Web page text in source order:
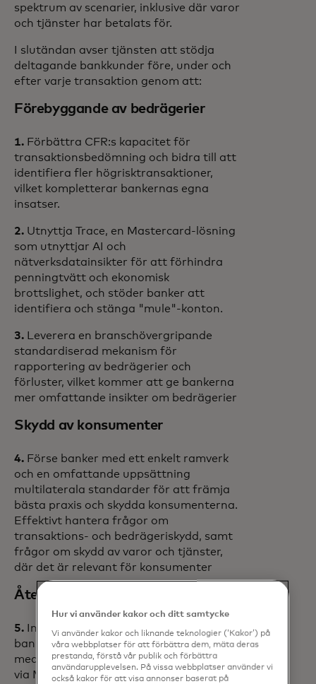
spektrum av scenarier, inklusive där varor
och tjänster har betalats för.
I slutändan avser tjänsten att stödja
deltagande bankkunder före, under och
efter varje transaktion genom att:
Förebyggande av bedrägerier
1. Förbättra CFR:s kapacitet för
transaktionsbedömning och bidra till att
identifiera fler högrisktransaktioner,
vilket kompletterar bankernas egna
insatser.
2. Utnyttja Trace, en Mastercard-lösning
som utnyttjar AI och
nätverksdatainsikter för att förhindra
penningtvätt och ekonomisk
brottslighet, och stöder banker att
identifiera och stänga "mule"-konton.
3. Leverera en branschövergripande
standardiserad mekanism för
rapportering av bedrägerier och
förluster, vilket kommer att ge bankerna
mer omfattande insikter om bedrägerier
Skydd av konsumenter
4. Förse banker med ett enkelt ramverk
och en omfattande uppsättning
multilaterala standarder för att främja
bästa praxis och skydda konsumenterna.
Effektivt hantera frågor om
transaktions- och bedrägeriskydd, samt
frågor om skydd av varor och tjänster,
där det är relevant för konsumenter
Återkrav av medel
5. Införa ett enhetligt förfarande för
banker för att lösa tvister och återkräva
medel, över flera användningsområden
via Mastercards befintliga centraliserade
Hur vi använder kakor och ditt samtycke
Vi använder kakor och liknande teknologier (‘Kakor’) på
våra webbplatser för att förbättra dem, mäta deras
prestanda, förstå vår publik och förbättra
användarupplevelsen. På vissa webbplatser använder vi
också kakor för att visa annonser baserat på